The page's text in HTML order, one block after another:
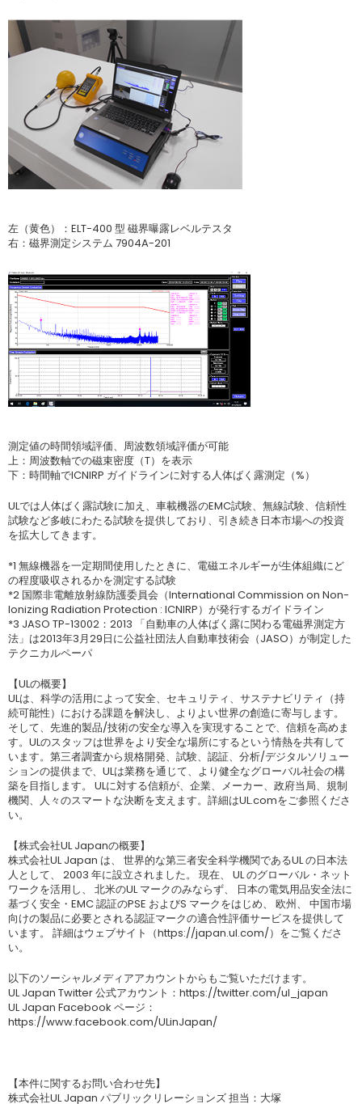
左（黄色）：ELT-400 型 磁界曝露レベルテスタ
右：磁界測定システム 7904A-201
測定値の時間領域評価、周波数領域評価が可能
上：周波数軸での磁束密度（T）を表示
下：時間軸でICNIRP ガイドラインに対する人体ばく露測定（%）
ULでは人体ばく露試験に加え、車載機器のEMC試験、無線試験、信頼性
試験など多岐にわたる試験を提供しており、引き続き日本市場への投資
を拡大してきます。
*1 無線機器を一定期間使用したときに、電磁エネルギーが生体組織にど
の程度吸収されるかを測定する試験
*2 国際非電離放射線防護委員会（International Commission on Non-
Ionizing Radiation Protection : ICNIRP）が発行するガイドライン
*3 JASO TP-13002：2013 「自動車の人体ばく露に関わる電磁界測定方
法」は2013年3月29日に公益社団法人自動車技術会（JASO）が制定した
テクニカルペーパ
【ULの概要】
ULは、科学の活用によって安全、セキュリティ、サステナビリティ（持
続可能性）における課題を解決し、よりよい世界の創造に寄与します。
そして、先進的製品/技術の安全な導入を実現することで、信頼を高めま
す。ULのスタッフは世界をより安全な場所にするという情熱を共有して
います。第三者調査から規格開発、試験、認証、分析/デジタルソリュー
ションの提供まで、ULは業務を通じて、より健全なグローバル社会の構
築を目指します。 ULに対する信頼が、企業、メーカー、政府当局、規制
機関、人々のスマートな決断を支えます。詳細はUL.comをご参照くださ
い。
【株式会社UL Japanの概要】
株式会社UL Japan は、 世界的な第三者安全科学機関であるUL の日本法
人として、 2003 年に設立されました。 現在、 UL のグローバル・ネット
ワークを活用し、 北米のUL マークのみならず、 日本の電気用品安全法に
基づく安全・EMC 認証のPSE およびS マークをはじめ、 欧州、 中国市場
向けの製品に必要とされる認証マークの適合性評価サービスを提供して
います。 詳細はウェブサイト（https://japan.ul.com/）をご覧くださ
い。
以下のソーシャルメディアアカウントからもご覧いただけます。
UL Japan Twitter 公式アカウント：https://twitter.com/ul_japan
UL Japan Facebook ページ：
https://www.facebook.com/ULinJapan/
【本件に関するお問い合わせ先】
株式会社UL Japan パブリックリレーションズ 担当：大塚